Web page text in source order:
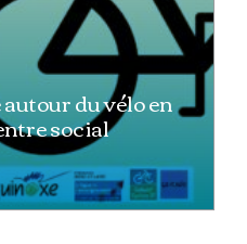
du vélo en
social